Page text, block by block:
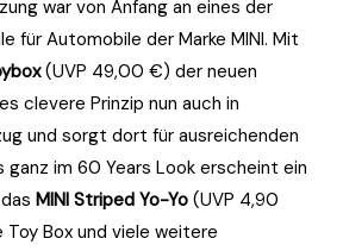
war von Anfang an eines der
für Automobile der Marke MINI. Mit
(UVP 49,00 €) der neuen
clevere Prinzip nun auch in
und sorgt dort für ausreichenden
ganz im 60 Years Look erscheint ein
MINI Striped Yo-Yo (UVP 4,90
Box und viele weitere